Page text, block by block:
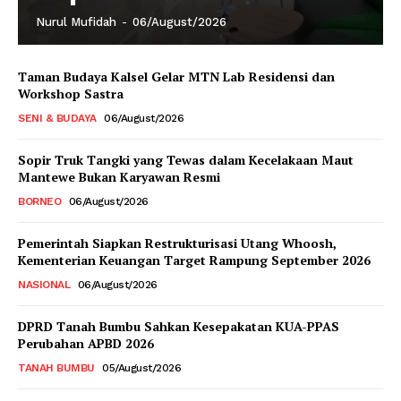
Nurul Mufidah - 06/August/2026
Taman Budaya Kalsel Gelar MTN Lab Residensi dan
Workshop Sastra
SENI & BUDAYA 06/August/2026
Sopir Truk Tangki yang Tewas dalam Kecelakaan Maut
Mantewe Bukan Karyawan Resmi
BORNEO 06/August/2026
Pemerintah Siapkan Restrukturisasi Utang Whoosh,
Kementerian Keuangan Target Rampung September 2026
NASIONAL 06/August/2026
DPRD Tanah Bumbu Sahkan Kesepakatan KUA-PPAS
Perubahan APBD 2026
TANAH BUMBU 05/August/2026